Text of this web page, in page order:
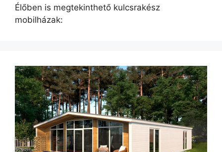
Élőben is megtekinthető kulcsrakész
mobilházak: